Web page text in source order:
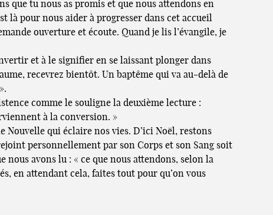
que tu nous as promis et que nous attendons en
là pour nous aider à progresser dans cet accueil
ouverture et écoute. Quand je lis l’évangile, je
et à le signifier en se laissant plonger dans
recevrez bientôt. Un baptême qui va au-delà de
comme le souligne la deuxième lecture :
à la conversion. »
Nouvelle qui éclaire nos vies. D’ici Noël, restons
personnellement par son Corps et son Sang soit
nous avons lu : « ce que nous attendons, selon la
en attendant cela, faites tout pour qu’on vous